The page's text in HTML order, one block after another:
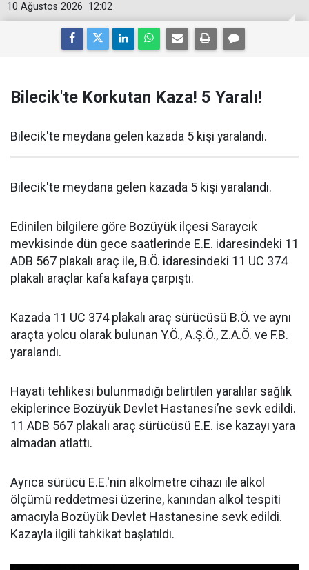
12:02
10 Ağustos 2026
Bilecik'te Korkutan Kaza! 5 Yaralı!
Bilecik'te meydana gelen kazada 5 kişi yaralandı.
Bilecik'te meydana gelen kazada 5 kişi yaralandı.
Edinilen bilgilere göre Bozüyük ilçesi Saraycık
mevkisinde dün gece saatlerinde E.E. idaresindeki 11
ADB 567 plakalı araç ile, B.Ö. idaresindeki 11 UC 374
plakalı araçlar kafa kafaya çarpıştı.
Kazada 11 UC 374 plakalı araç sürücüsü B.Ö. ve aynı
araçta yolcu olarak bulunan Y.Ö., A.Ş.Ö., Z.A.Ö. ve F.B.
yaralandı.
Hayati tehlikesi bulunmadığı belirtilen yaralılar sağlık
ekiplerince Bozüyük Devlet Hastanesi’ne sevk edildi.
11 ADB 567 plakalı araç sürücüsü E.E. ise kazayı yara
almadan atlattı.
Ayrıca sürücü E.E.'nin alkolmetre cihazı ile alkol
ölçümü reddetmesi üzerine, kanından alkol tespiti
amacıyla Bozüyük Devlet Hastanesine sevk edildi.
Kazayla ilgili tahkikat başlatıldı.